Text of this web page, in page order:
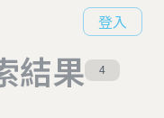
登入
結果 4